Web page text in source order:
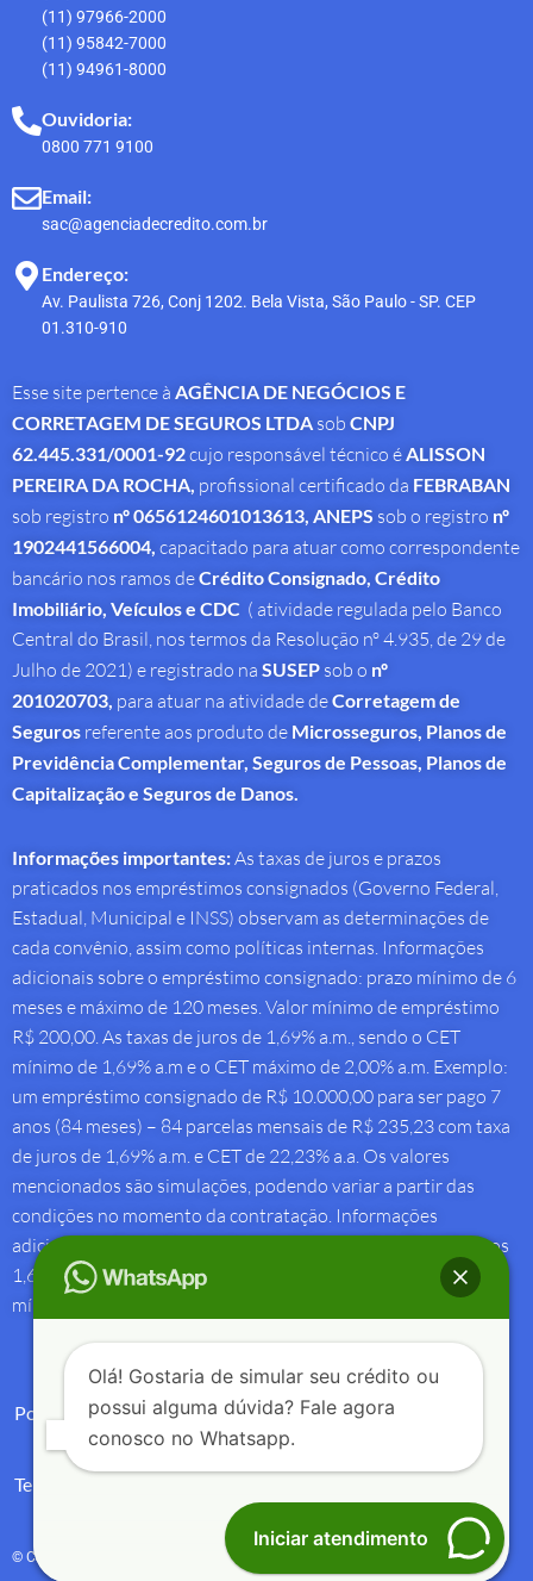
(11) 97966-2000
(11) 95842-7000
(11) 94961-8000
Ouvidoria:
0800 771 9100
Email:
sac@agenciadecredito.com.br
Endereço:
Av. Paulista 726, Conj 1202. Bela Vista, São Paulo - SP. CEP
01.310-910
Esse site pertence à AGÊNCIA DE NEGÓCIOS E
CORRETAGEM DE SEGUROS LTDA sob CNPJ
62.445.331/0001-92cujo responsável técnico é ALISSON
PEREIRA DA ROCHA profissional certificado da FEBRABAN
sob registro nº 0656124601013613, ANEPS sob o registro nº
1902441566004, capacitado para atuar como correspondente
bancário nos ramos deCrédito Consignado, Crédito
Imobiliário, Veículos e CDC ( atividade regulada pelo Banco
Central do Brasil, nos termos da Resolução nº 4.935, de 29 de
Julho de 2021) e registrado na SUSEP sob o nº
201020703, para atuar na atividade deCorretagem de
Seguros referente aos produto de Microsseguros, Planos de
Previdência Complementar, Seguros de Pessoas, Planos de
Capitalização e Seguros de Danos.
Informações importantes:As taxas de juros e prazos
praticados nos empréstimos consignados (Governo Federal,
Estadual, Municipal e INSS) observam as determinações de
cada convênio, assim como políticas internas. Informações
adicionais sobre o empréstimo consignado: prazo mínimo de 6
meses e máximo de 120 meses. Valor mínimo de empréstimo
R$ 200,00. As taxas de juros de 1,69% a.m., sendo o CET
mínimo de 1,69% a.m e o CET máximo de 2,00% a.m. Exemplo:
um empréstimo consignado de R$ 10.000,00 para ser pago 7
anos (84 meses) – 84 parcelas mensais de R$ 235,23 com taxa
de juros de 1,69% a.m. e CET de 22,23% a.a. Os valores
mencionados são simulações, podendo variar a partir das
condições no momento da contratação. Informações
adicionais sobre antecipação saque-aniversário: Taxa de juros
1,69% a.m e Custo Efetivo Total máximo de 1,92% a.m. e
mínimo de 1,88% a.m.
Política de Privacidade
Termos de Uso
© Copyright 2004 – 2025 – Créditos e Seguros – All Rights Reserved.
Olá! Gostaria de simular seu crédito ou
possui alguma dúvida? Fale agora
conosco no Whatsapp.
Iniciar atendimento